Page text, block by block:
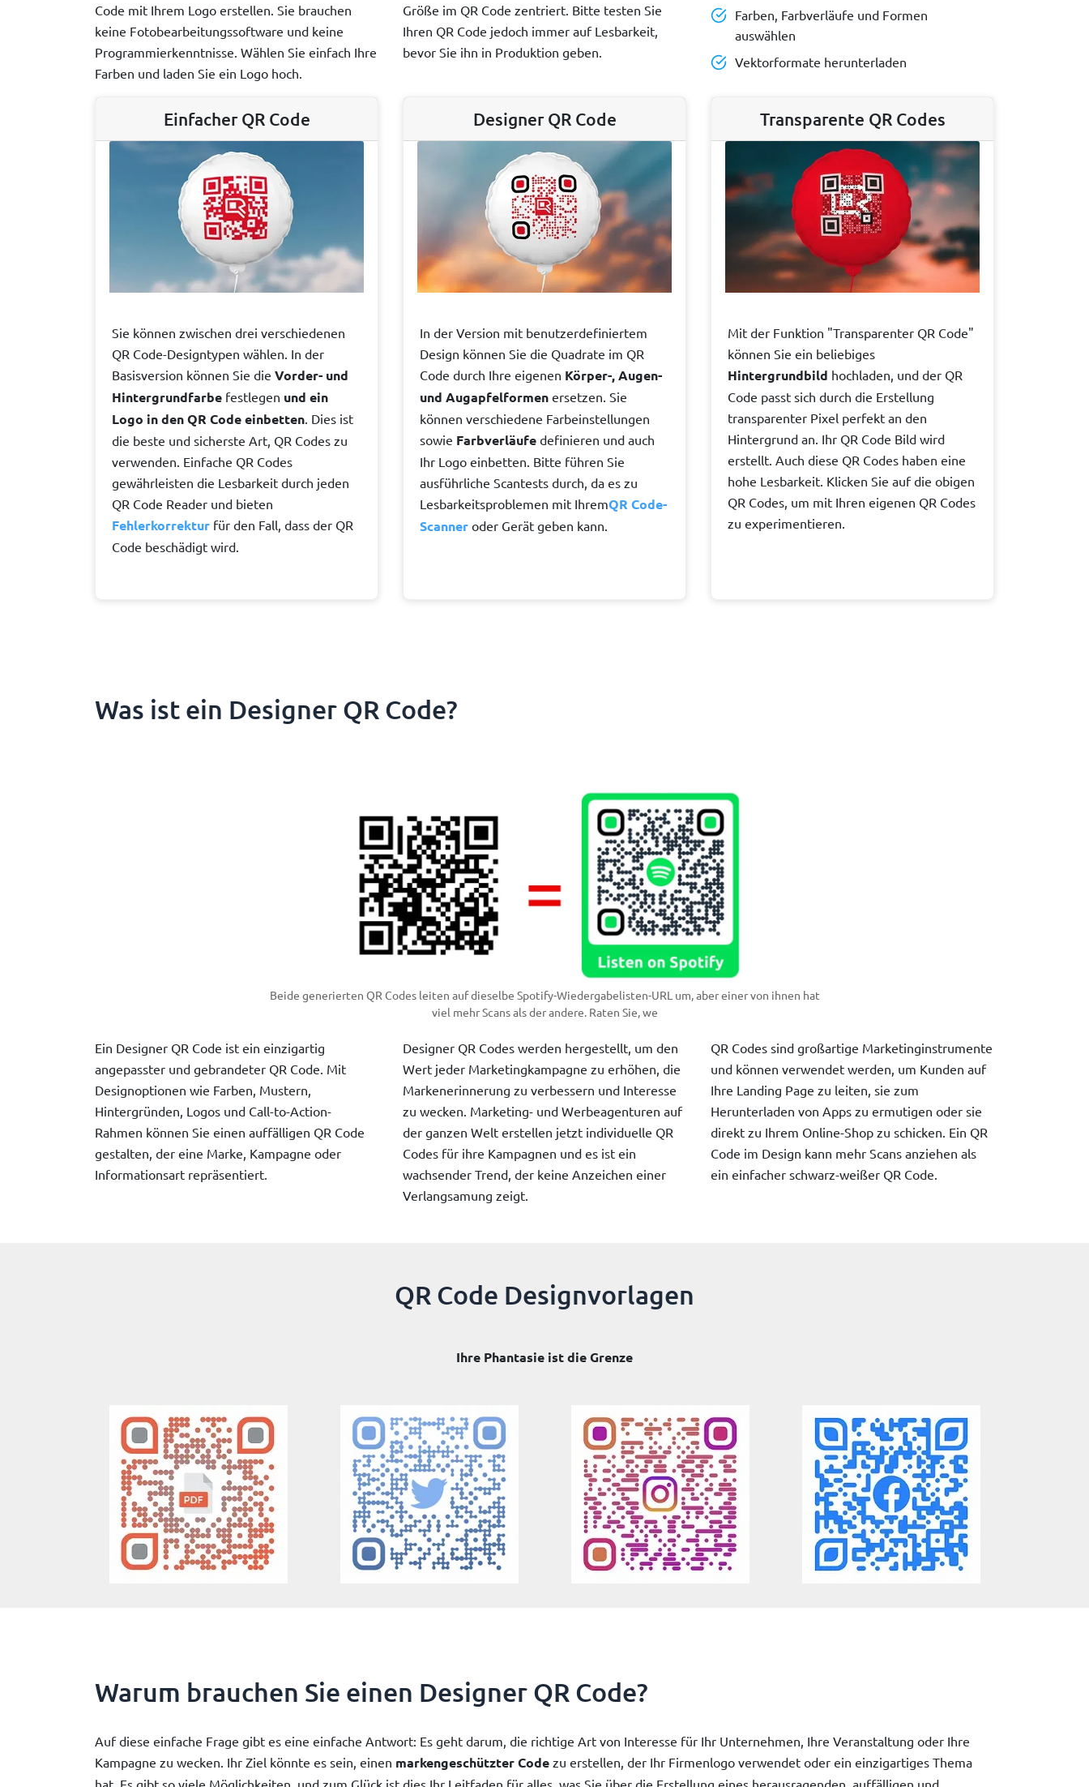
Code mit Ihrem Logo erstellen. Sie brauchen
keine Fotobearbeitungssoftware und keine
Programmierkenntnisse. Wählen Sie einfach Ihre
Farben und laden Sie ein Logo hoch.
Größe im QR Code zentriert. Bitte testen Sie
Ihren QR Code jedoch immer auf Lesbarkeit,
bevor Sie ihn in Produktion geben.
Farben, Farbverläufe und Formen
auswählen
Vektorformate herunterladen
Einfacher QR Code
Sie können zwischen drei verschiedenen
QR Code-Designtypen wählen. In der
Basisversion können Sie die Vorder- und
Hintergrundfarbe festlegen und ein
Logo in den QR Code einbetten. Dies ist
die beste und sicherste Art, QR Codes zu
verwenden. Einfache QR Codes
gewährleisten die Lesbarkeit durch jeden
QR Code Reader und bieten
Fehlerkorrektur für den Fall, dass der QR
Code beschädigt wird.
Designer QR Code
In der Version mit benutzerdefiniertem
Design können Sie die Quadrate im QR
Code durch Ihre eigenen Körper-, Augen-
und Augapfelformen ersetzen. Sie
können verschiedene Farbeinstellungen
sowie Farbverläufe definieren und auch
Ihr Logo einbetten. Bitte führen Sie
ausführliche Scantests durch, da es zu
Lesbarkeitsproblemen mit IhremQR Code-
Scanner oder Gerät geben kann.
Transparente QR Codes
Mit der Funktion "Transparenter QR Code"
können Sie ein beliebiges
Hintergrundbild hochladen, und der QR
Code passt sich durch die Erstellung
transparenter Pixel perfekt an den
Hintergrund an. Ihr QR Code Bild wird
erstellt. Auch diese QR Codes haben eine
hohe Lesbarkeit. Klicken Sie auf die obigen
QR Codes, um mit Ihren eigenen QR Codes
zu experimentieren.
Was ist ein Designer QR Code?
Beide generierten QR Codes leiten auf dieselbe Spotify-Wiedergabelisten-URL um, aber einer von ihnen hat
viel mehr Scans als der andere. Raten Sie, we
Ein Designer QR Code ist ein einzigartig
angepasster und gebrandeter QR Code. Mit
Designoptionen wie Farben, Mustern,
Hintergründen, Logos und Call-to-Action-
Rahmen können Sie einen auffälligen QR Code
gestalten, der eine Marke, Kampagne oder
Informationsart repräsentiert.
Designer QR Codes werden hergestellt, um den
Wert jeder Marketingkampagne zu erhöhen, die
Markenerinnerung zu verbessern und Interesse
zu wecken. Marketing- und Werbeagenturen auf
der ganzen Welt erstellen jetzt individuelle QR
Codes für ihre Kampagnen und es ist ein
wachsender Trend, der keine Anzeichen einer
Verlangsamung zeigt.
QR Codes sind großartige Marketinginstrumente
und können verwendet werden, um Kunden auf
Ihre Landing Page zu leiten, sie zum
Herunterladen von Apps zu ermutigen oder sie
direkt zu Ihrem Online-Shop zu schicken. Ein QR
Code im Design kann mehr Scans anziehen als
ein einfacher schwarz-weißer QR Code.
QR Code Designvorlagen
Ihre Phantasie ist die Grenze
Warum brauchen Sie einen Designer QR Code?
Auf diese einfache Frage gibt es eine einfache Antwort: Es geht darum, die richtige Art von Interesse für Ihr Unternehmen, Ihre Veranstaltung oder Ihre
Kampagne zu wecken. Ihr Ziel könnte es sein, einen markengeschützter Code zu erstellen, der Ihr Firmenlogo verwendet oder ein einzigartiges Thema